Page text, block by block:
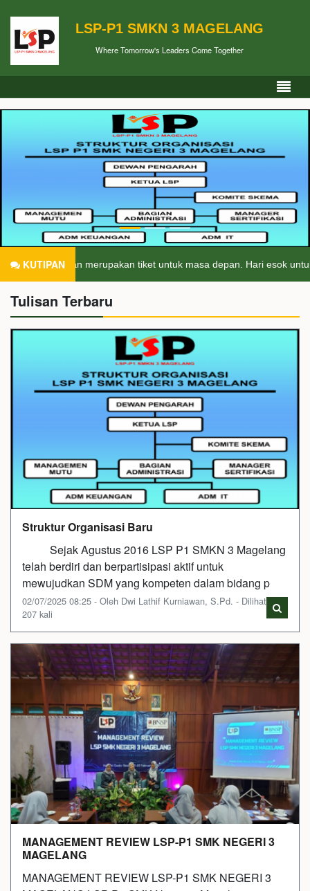
LSP-P1 SMKN 3 MAGELANG
Where Tomorrow's Leaders Come Together
KUTIPAN
merupakan tiket untuk masa depan. Hari esok untuk orang-
Tulisan Terbaru
Struktur Organisasi Baru
Sejak Agustus 2016 LSP P1 SMKN 3 Magelang
telah berdiri dan berpartisipasi aktif untuk
mewujudkan SDM yang kompeten dalam bidang p
02/07/2025 08:25 - Oleh Dwi Lathif Kurniawan, S.Pd. - Dilihat
207 kali
MANAGEMENT REVIEW LSP-P1 SMK NEGERI 3
MAGELANG
MANAGEMENT REVIEW LSP-P1 SMK NEGERI 3